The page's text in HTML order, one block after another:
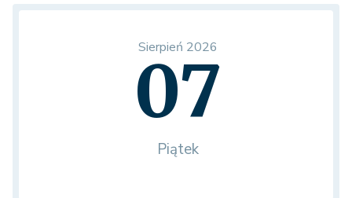
Sierpień 2026
07
Piątek